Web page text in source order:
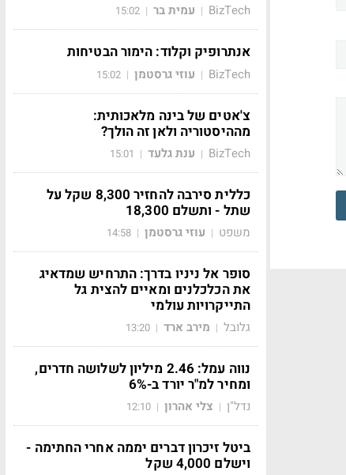
BizTech
| עמית בר |
15:02
אנתרופיק וקלוד: הימור הבטיחות
BizTech
| עוזי גרסטמן |
15:02
צ'אטים של בינה מלאכותית:
מההיסטוריה ולאן זה הולך?
BizTech
| ענת גלעד |
15:01
כללית סירבה להחזיר 8,300 שקל על
שתל - ותשלם 18,300
משפט | עוזי גרסטמן |
14:58
סופר אל ניניו בדרך: התרחיש שמדאיג
את הכלכלנים ומאיים להצית גל
התייקרויות עולמי
גלובל | מירב ארד |
13:20
נווה עמל: 2.46 מיליון לשלושה חדרים,
ומחיר למ"ר יורד ב-6%
נדל"ן | צלי אהרון |
12:10
ביטל זיכרון דברים יממה אחרי החתימה -
וישלם 4,000 שקל